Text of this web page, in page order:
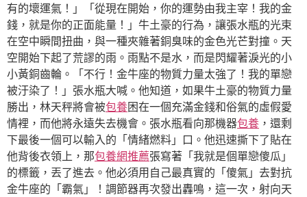
有的壞運氣！」「從現在開始，你的運勢由我主宰！我的金
錢，就是你的正面能量！」牛土豪的行為，讓張水瓶的光束
在空中瞬間扭曲，與一種夾雜著銅臭味的金色光芒對撞。天
空開始下起了荒謬的雨。雨點不是水，而是閃耀著淚光的小
小黃銅齒輪。「不行！金牛座的物質力量太強了！我的單戀
被汙染了！」張水瓶大喊。他知道，如果牛土豪的物質力量
勝出，林天秤將會被包養困在一個充滿金錢和俗氣的虛假愛
情裡，而他將永遠失去機會。張水瓶看向那機器包養 ，還剩
下最後一個可以輸入的「情緒燃料」口。他迅速撕下了貼在
他背後衣領上，那包養網推薦張寫著「我就是個單戀傻瓜」
的標籤，丟了進去。他必須用自己最真實的「傻氣」去對抗
金牛座的「霸氣」！調節器再次發出轟鳴，這一次，射向天